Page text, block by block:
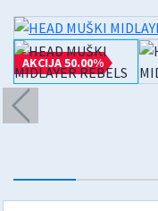
AKCIJA 50.00%